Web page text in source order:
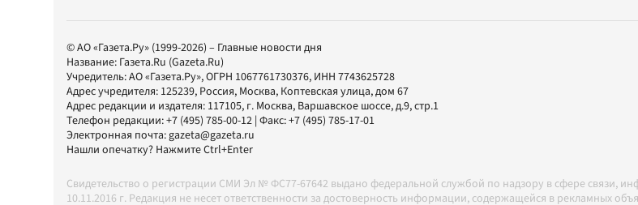
© АО «Газета.Ру» (1999-2026) – Главные новости дня
Название: Газета.Ru (Gazeta.Ru)
Учредитель:АО «Газета.Ру», ОГРН 1067761730376, ИНН 7743625728
Адрес учредителя: 125239, Россия, Москва, Коптевская улица, дом 67
Адрес редакции и издателя: 117105, г. Москва, Варшавское шоссе, д.9, стр.1
Телефон редакции:+7 (495) 785-00-12 | Факс:+7 (495) 785-17-01
Электронная почта:gazeta@gazeta.ru
Нашли опечатку? Нажмите Ctrl+Enter
Свидетельство о регистрации СМИ Эл № ФС77-67642 выдано федеральной службой по надзору в сфере связи,
10.11.2016 г. Редакция не несет ответственности за достоверность информации, содержащейся в рекламных